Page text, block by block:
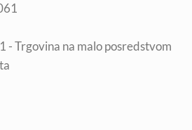
- Trgovina na malo posredstvom